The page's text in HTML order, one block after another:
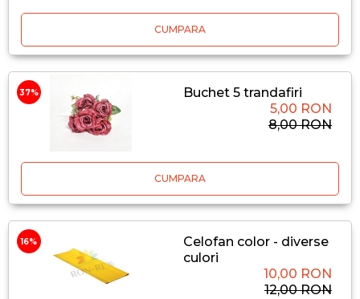
CUMPARA
37%
Buchet 5 trandafiri
5,00 RON
8,00 RON
CUMPARA
16%
Celofan color - diverse
culori
10,00 RON
12,00 RON